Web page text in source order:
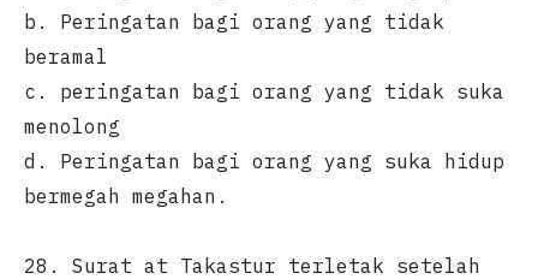
b. Peringatan bagi orang yang tidak
beramal
c. peringatan bagi orang yang tidak suka
menolong
d. Peringatan bagi orang yang suka hidup
bermegah megahan.
28. Surat at Takastur terletak setelah